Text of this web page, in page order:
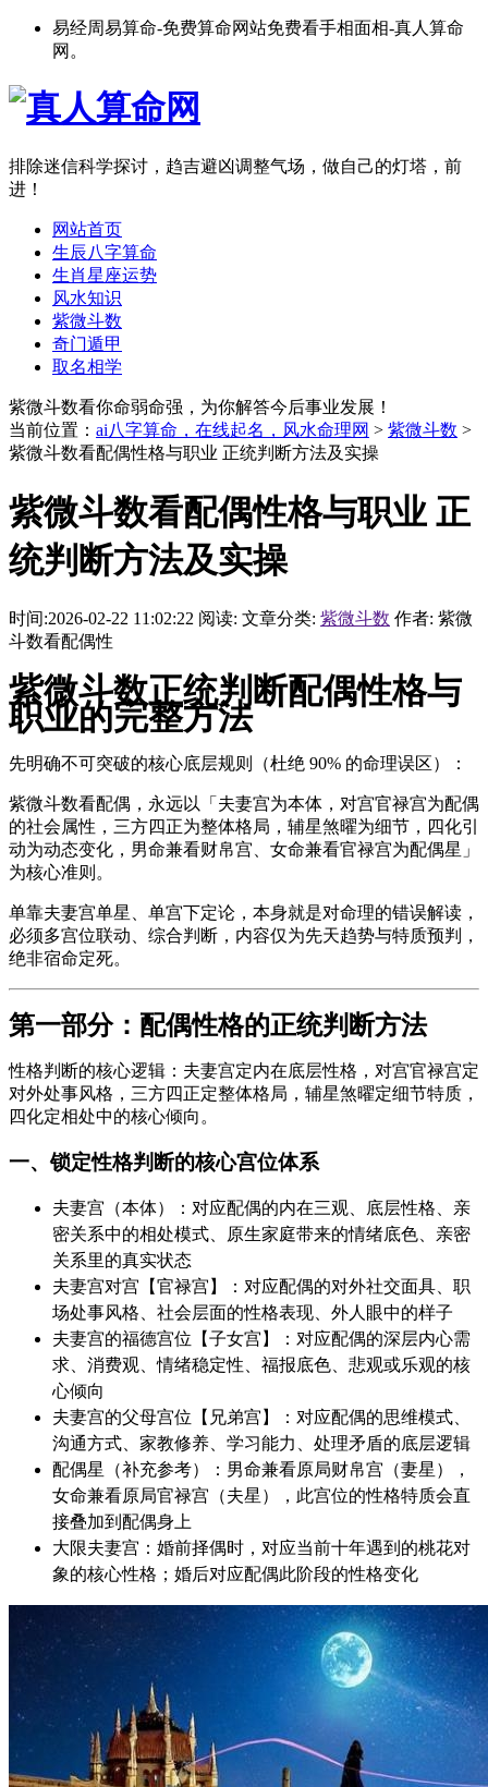
易经周易算命-免费算命网站免费看手相面相-真人算命
网。
排除迷信科学探讨，趋吉避凶调整气场，做自己的灯塔，前
进！
网站首页
生辰八字算命
生肖星座运势
风水知识
紫微斗数
奇门遁甲
取名相学
紫微斗数看你命弱命强，为你解答今后事业发展！
当前位置： ai八字算命，在线起名，风水命理网 > 紫微斗数 >
紫微斗数看配偶性格与职业 正统判断方法及实操
紫微斗数看配偶性格与职业 正
统判断方法及实操
时间:2026-02-22 11:02:22 阅读: 文章分类: 紫微斗数 作者: 紫微
斗数看配偶性
紫微斗数正统判断配偶性格与
职业的完整方法
先明确不可突破的核心底层规则（杜绝 90% 的命理误区）：
紫微斗数看配偶，永远以「夫妻宫为本体，对宫官禄宫为配偶
的社会属性，三方四正为整体格局，辅星煞曜为细节，四化引
动为动态变化，男命兼看财帛宫、女命兼看官禄宫为配偶星」
为核心准则。
单靠夫妻宫单星、单宫下定论，本身就是对命理的错误解读，
必须多宫位联动、综合判断，内容仅为先天趋势与特质预判，
绝非宿命定死。
第一部分：配偶性格的正统判断方法
性格判断的核心逻辑：夫妻宫定内在底层性格，对宫官禄宫定
对外处事风格，三方四正定整体格局，辅星煞曜定细节特质，
四化定相处中的核心倾向。
一、锁定性格判断的核心宫位体系
夫妻宫（本体）：对应配偶的内在三观、底层性格、亲
密关系中的相处模式、原生家庭带来的情绪底色、亲密
关系里的真实状态
夫妻宫对宫【官禄宫】：对应配偶的对外社交面具、职
场处事风格、社会层面的性格表现、外人眼中的样子
夫妻宫的福德宫位【子女宫】：对应配偶的深层内心需
求、消费观、情绪稳定性、福报底色、悲观或乐观的核
心倾向
夫妻宫的父母宫位【兄弟宫】：对应配偶的思维模式、
沟通方式、家教修养、学习能力、处理矛盾的底层逻辑
配偶星（补充参考）：男命兼看原局财帛宫（妻星），
女命兼看原局官禄宫（夫星），此宫位的性格特质会直
接叠加到配偶身上
大限夫妻宫：婚前择偶时，对应当前十年遇到的桃花对
象的核心性格；婚后对应配偶此阶段的性格变化